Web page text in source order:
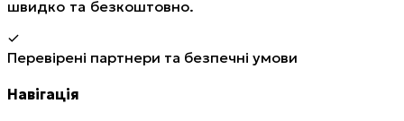
швидко та безкоштовно.
Перевірені партнери та безпечні умови
Навігація